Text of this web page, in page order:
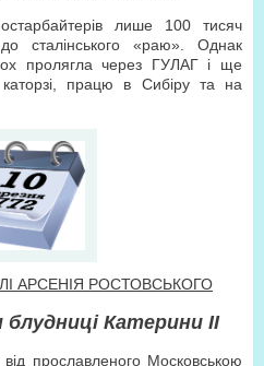
лише 100 тисяч
сталінського «раю». Однак
пролягла через ГУЛАГ і ще
каторзі, працю в Сибіру та на
АРСЕНІЯ РОСТОВСЬКОГО
Катерини ІІ
від прославленого Московською